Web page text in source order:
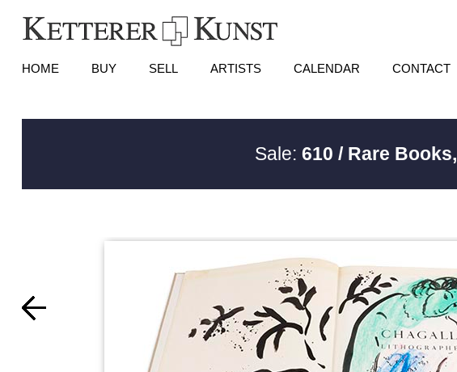
HOME BUY SELL ARTISTS CALENDAR CONTACT
Sale: 610 / Rare Books,